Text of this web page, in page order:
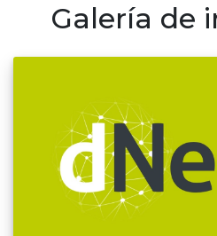
Galería de